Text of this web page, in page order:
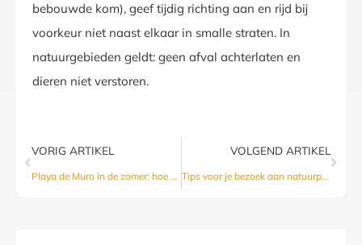
bebouwde kom), geef tijdig richting aan en rijd bij
voorkeur niet naast elkaar in smalle straten. In
natuurgebieden geldt: geen afval achterlaten en
dieren niet verstoren.
VORIG ARTIKEL
Playa de Muro in de zomer: hoe vermijd je de drukte?
VOLGEND ARTIKEL
Tips voor je bezoek aan natuurpark S’Albufera bij Playa de Muro